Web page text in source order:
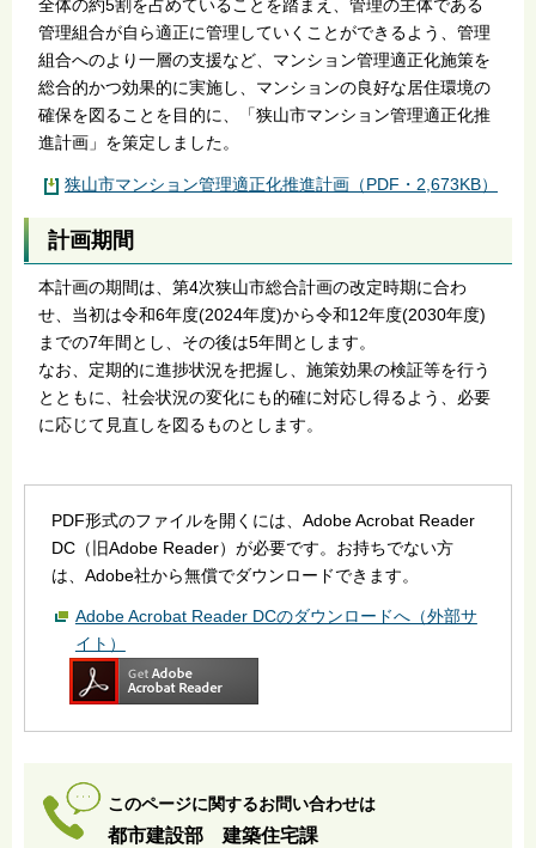
全体の約5割を占めていることを踏まえ、管理の主体である
管理組合が自ら適正に管理していくことができるよう、管理
組合へのより一層の支援など、マンション管理適正化施策を
総合的かつ効果的に実施し、マンションの良好な居住環境の
確保を図ることを目的に、「狭山市マンション管理適正化推
進計画」を策定しました。
狭山市マンション管理適正化推進計画（PDF・2,673KB）
計画期間
本計画の期間は、第4次狭山市総合計画の改定時期に合わ
せ、当初は令和6年度(2024年度)から令和12年度(2030年度)
までの7年間とし、その後は5年間とします。
なお、定期的に進捗状況を把握し、施策効果の検証等を行う
とともに、社会状況の変化にも的確に対応し得るよう、必要
に応じて見直しを図るものとします。
PDF形式のファイルを開くには、Adobe Acrobat Reader
DC（旧Adobe Reader）が必要です。お持ちでない方
は、Adobe社から無償でダウンロードできます。
Adobe Acrobat Reader DCのダウンロードへ（外部サ
イト）
このページに関するお問い合わせは
都市建設部 建築住宅課